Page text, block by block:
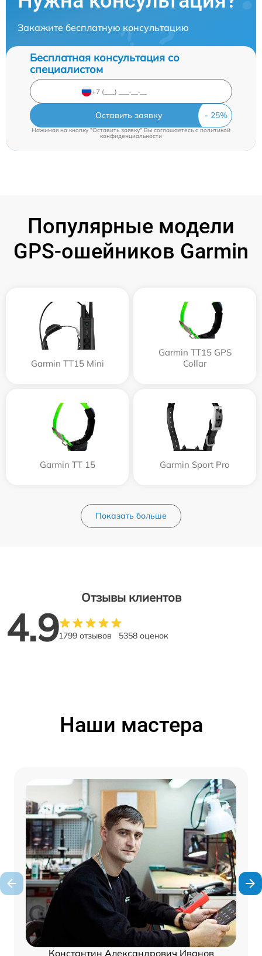
Закажите бесплатную консультацию
Бесплатная консультация со
специалистом
Оставить заявку
Нажимая на кнопку "Оставить заявку" Вы соглашаетесь cполитикой
конфиденциальности
Популярные модели
GPS-ошейников Garmin
Garmin TT15 Mini
Garmin TT15 GPS
Collar
Garmin TT 15 Garmin Sport Pro
Показать больше
Отзывы клиентов
4.91799 отзывов 5358 оценок
Наши мастера
Константин Александрович Иванов